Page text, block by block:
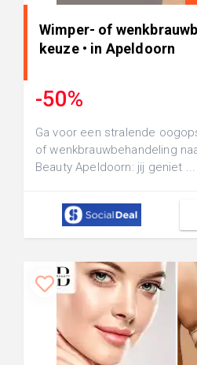
Wimper- of
keuze • in Apeldoorn
-50%
Ga voor een stralende
of wenkbrauwbehandeling
Beauty Apeldoorn: jij geniet ...